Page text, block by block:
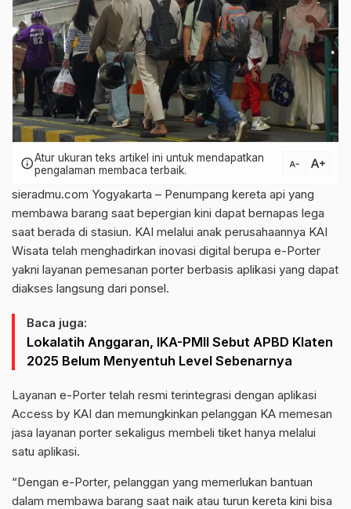
infoAtur ukuran teks artikel ini untuk mendapatkan
pengalaman membaca terbaik.
text_decrease text_increase
sieradmu.com Yogyakarta – Penumpang kereta api yang
membawa barang saat bepergian kini dapat bernapas lega
saat berada di stasiun. KAI melalui anak perusahaannya KAI
Wisata telah menghadirkan inovasi digital berupa e-Porter
yakni layanan pemesanan porter berbasis aplikasi yang dapat
diakses langsung dari ponsel.
Baca juga:
Lokalatih Anggaran, IKA-PMII Sebut APBD Klaten
2025 Belum Menyentuh Level Sebenarnya
Layanan e-Porter telah resmi terintegrasi dengan aplikasi
Access by KAI dan memungkinkan pelanggan KA memesan
jasa layanan porter sekaligus membeli tiket hanya melalui
satu aplikasi.
“Dengan e-Porter, pelanggan yang memerlukan bantuan
dalam membawa barang saat naik atau turun kereta kini bisa